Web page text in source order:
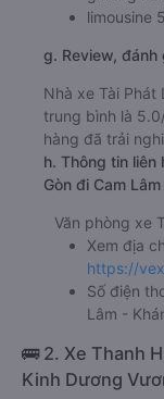
limousine
g. Review, đánh
Nhà xe Tài Phát
trung bình là
hàng đã trải
h. Thông tin liên
Gòn đi Cam
Văn phòng xe
Xem địa
https://
Số điện
Lâm -
🚌 2. Xe Thanh
Kinh Dương